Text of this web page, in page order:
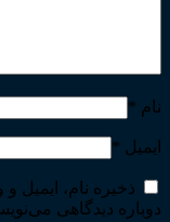
نام *
ایمیل *
ذخیره نام، ایمیل
دوباره دیدگاهی